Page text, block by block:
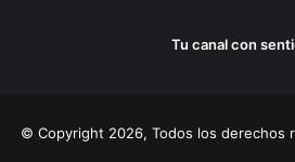
Tu canal con
© Copyright 2026, Todos los derechos